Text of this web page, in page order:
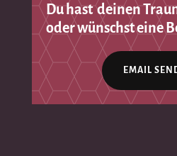
Du hast deinen
oder wünschst eine
EMAIL